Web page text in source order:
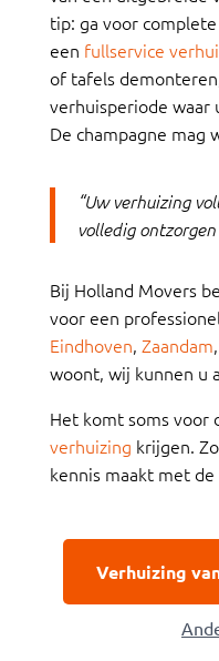
tip: ga voor
een fullservice
of tafels
verhuisperiode waar
De champagne mag
“Uw verhuizing
volledig
Bij Holland Movers
voor een
Eindhoven, Zaandam,
woont, wij kunnen u
Het komt soms voor
verhuizing krijgen.
kennis maakt met
Verhuizing